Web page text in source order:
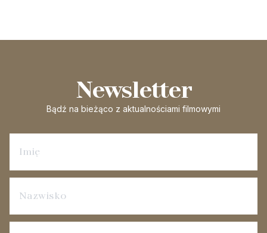
Newsletter
Bądź na bieżąco z aktualnościami filmowymi